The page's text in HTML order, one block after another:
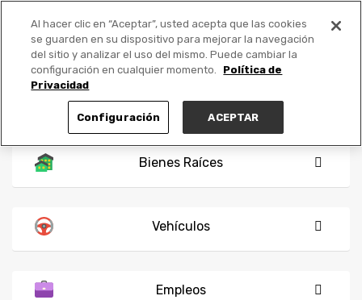
PUBLICA GRATIS +
Bienes Raíces
Vehículos
Empleos
Al hacer clic en “Aceptar”, usted acepta que las cookies
se guarden en su dispositivo para mejorar la navegación
del sitio y analizar el uso del mismo. Puede cambiar la
configuración en cualquier momento.
Política de
Privacidad
Configuración ACEPTAR